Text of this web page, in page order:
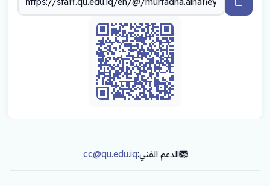
الدعم الفني:cc@qu.edu.iq